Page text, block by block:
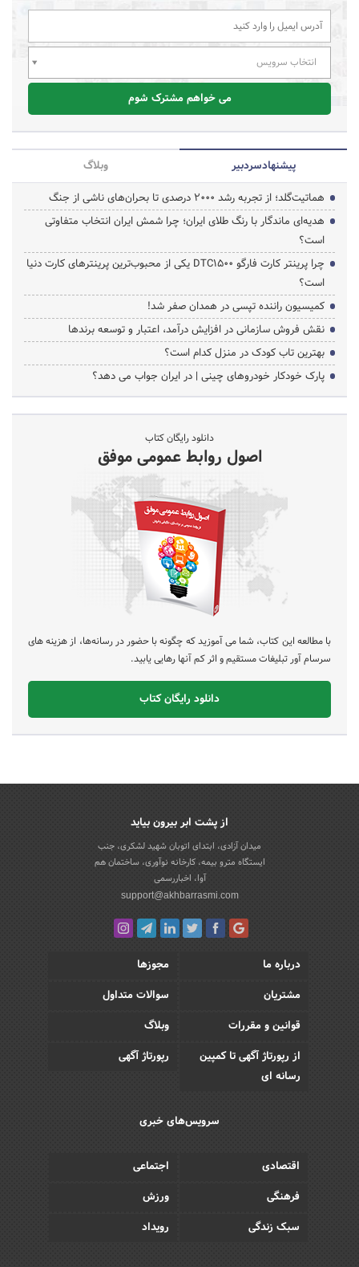
انتخاب سرویس
می خواهم مشترک شوم
پیشنهاد‌سردبیر
وبلاگ
هماتیت‌گلد؛ از تجربه رشد ۲۰۰۰ درصدی تا بحران‌های ناشی از جنگ
هدیه‌ای ماندگار با رنگ طلای ایران؛ چرا شمش ایران انتخاب متفاوتی
است؟
چرا پرینتر کارت فارگو DTC1500 یکی از محبوب‌ترین پرینترهای کارت دنیا
است؟
کمیسیون راننده تپسی در همدان صفر شد!
نقش فروش سازمانی در افزایش درآمد، اعتبار و توسعه برندها
بهترین تاب کودک در منزل کدام است؟
پارک خودکار خودروهای چینی | در ایران جواب می دهد؟
دانلود رایگان کتاب
اصول روابط عمومی موفق
با مطالعه این کتاب، شما می آموزید که چگونه با حضور در رسانه‌ها، از هزینه های
سرسام آور تبلیغات مستقیم و اثر کم آنها رهایی یابید.
دانلود رایگان کتاب
از پشت ابر بیرون بیاید
میدان آزادی، ابتدای اتوبان شهید لشکری، جنب
ایستگاه مترو بیمه، کارخانه نوآوری، ساختمان هم
آوا، اخباررسمی
support@akhbarrasmi.com
درباره ما
مجوزها
مشتریان
سوالات متداول
قوانین و مقررات
وبلاگ
از رپورتاژ آگهی تا کمپین
رسانه ای
رپورتاژ آگهی
سرویس‌های خبری
اقتصادی
اجتماعی
فرهنگی
ورزش
سبک زندگی
رویداد